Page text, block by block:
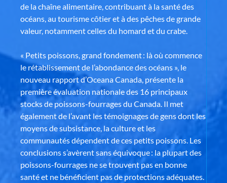
de la chaîne alimentaire, contribuant à la santé des
océans, au tourisme côtier et à des pêches de grande
valeur, notamment celles du homard et du crabe.
« Petits poissons, grand fondement : là où commence
le rétablissement de l’abondance des océans », le
nouveau rapport d’Oceana Canada, présente la
première évaluation nationale des 16 principaux
stocks de poissons-fourrages du Canada. Il met
également de l’avant les témoignages de gens dont les
moyens de subsistance, la culture et les
communautés dépendent de ces petits poissons. Les
conclusions s’avèrent sans équivoque : la plupart des
poissons-fourrages ne se trouvent pas en bonne
santé et ne bénéficient pas de protections adéquates.